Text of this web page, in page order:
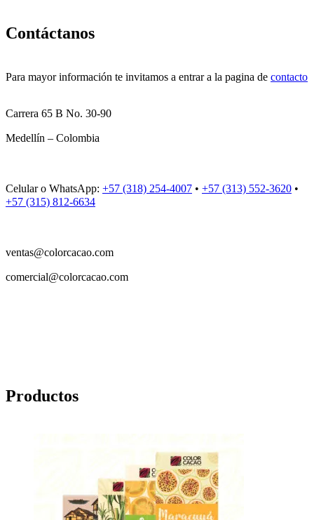
Contáctanos
Para mayor información te invitamos a entrar a la pagina de contacto
Carrera 65 B No. 30-90
Medellín – Colombia
Celular o WhatsApp: +57 (318) 254-4007 • +57 (313) 552-3620 •
+57 (315) 812-6634
ventas@colorcacao.com
comercial@colorcacao.com
Productos